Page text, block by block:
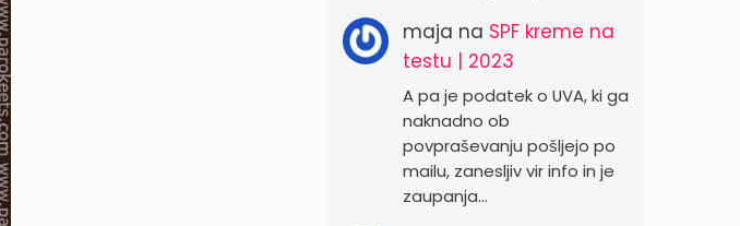
maja na SPF kreme na
testu | 2023
A pa je podatek o UVA, ki ga
naknadno ob
povpraševanju pošljejo po
mailu, zanesljiv vir info in je
zaupanja…